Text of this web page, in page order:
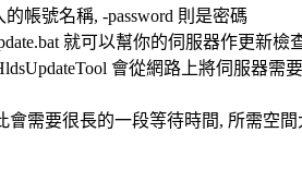
帳號名稱, -password 則是密碼
就可以幫你的伺服器作更新檢
會從網路上將伺服器需
需要很長的一段等待時間, 所需空間